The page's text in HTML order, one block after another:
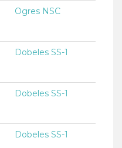
Ogres NSC
Dobeles SS-1
Dobeles SS-1
Dobeles SS-1